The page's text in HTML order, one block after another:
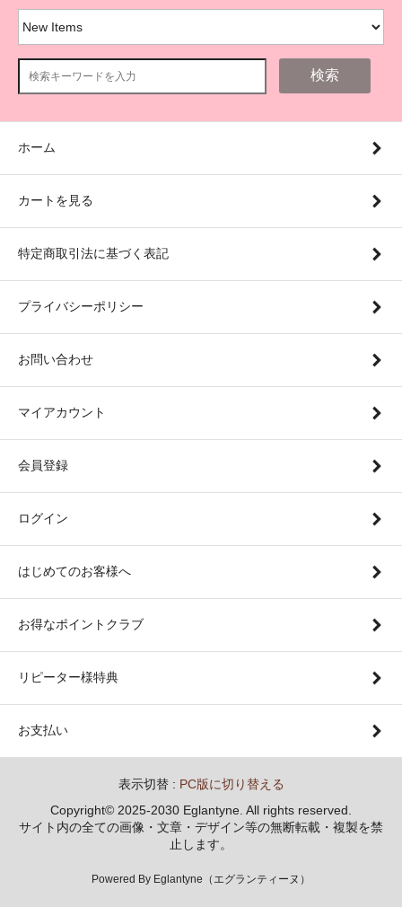
検索
ホーム
カートを見る
特定商取引法に基づく表記
プライバシーポリシー
お問い合わせ
マイアカウント
会員登録
ログイン
はじめてのお客様へ
お得なポイントクラブ
リピーター様特典
お支払い
表示切替 : PC版に切り替える
Copyright© 2025-2030 Eglantyne. All rights reserved.
サイト内の全ての画像・文章・デザイン等の無断転載・複製を禁
止します。
Powered By Eglantyne（エグランティーヌ）